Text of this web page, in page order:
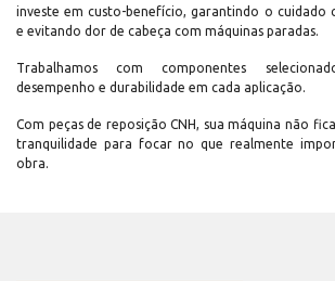
investe em custo-benefício, garantindo o cuidado
e evitando dor de cabeça com máquinas paradas.
Trabalhamos com componentes
desempenho e durabilidade em cada aplicação.
Com peças de reposição CNH, sua máquina não
tranquilidade para focar no que realmente
obra.